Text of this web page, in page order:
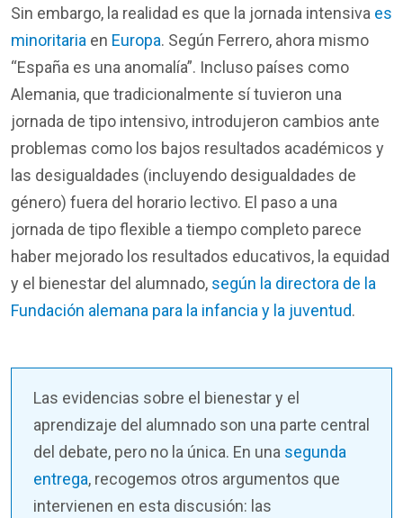
Sin embargo, la realidad es que la jornada intensiva es
minoritaria en Europa. Según Ferrero, ahora mismo
“España es una anomalía”. Incluso países como
Alemania, que tradicionalmente sítuvieron una
jornada de tipo intensivo, introdujeron cambios ante
problemas como los bajos resultados académicos y
las desigualdades (incluyendo desigualdades de
género) fuera del horario lectivo. El paso a una
jornada de tipoflexible a tiempo completo parece
haber mejorado los resultados educativos, la equidad
y el bienestar del alumnado, según la directora de la
Fundación alemana para la infancia y la juventud.
Las evidencias sobre el bienestar y el
aprendizaje del alumnado son una parte central
del debate, pero no la única. En una segunda
entrega, recogemos otros argumentos que
intervienen en esta discusión: las